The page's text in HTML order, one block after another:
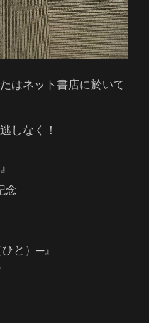
はネット書店に於いて
しなく！
念
と）─』